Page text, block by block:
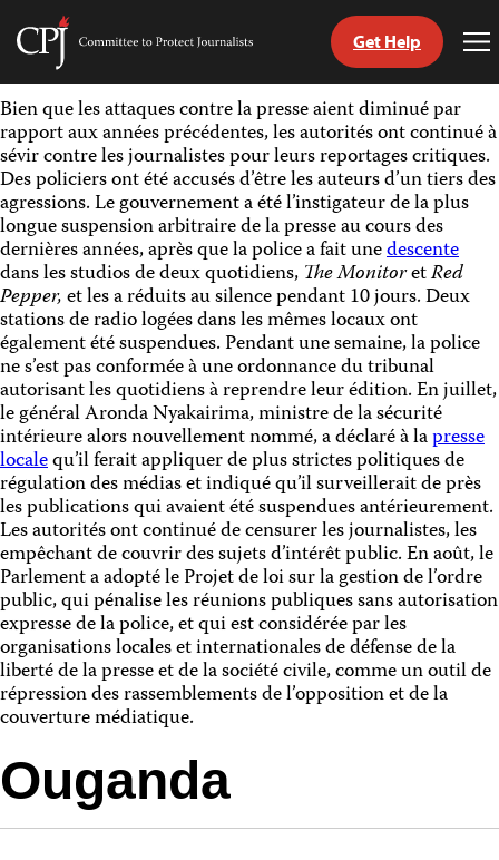
Skip
to
content
Committee
Journalists
Get Help
Bien que les attaques contre la presse aient diminué par
rapport aux années précédentes, les autorités ont continué à
sévir contre les journalistes pour leurs reportages critiques.
Des policiers ont été accusés d’être les auteurs d’un tiers des
agressions. Le gouvernement a été l’instigateur de la plus
longue suspension arbitraire de la presse au cours des
dernières années, après que la police a fait unedescente
dans les studios de deux quotidiens, The MonitoretRed
Pepper,et les a réduits au silence pendant 10 jours. Deux
stations de radio logées dans les mêmes locaux ont
également été suspendues. Pendant une semaine, la police
ne s’est pas conformée à une ordonnance du tribunal
autorisant les quotidiens à reprendre leur édition. En juillet,
le général Aronda Nyakairima, ministre de la sécurité
intérieure alors nouvellement nommé, a déclaré à lapresse
localequ’il ferait appliquer de plus strictes politiques de
régulation des médias et indiqué qu’il surveillerait de près
les publications qui avaient été suspendues antérieurement.
Les autorités ont continué de censurer les journalistes, les
empêchant de couvrir des sujets d’intérêt public. En août, le
Parlement a adopté le Projet de loi sur la gestion de l’ordre
public, qui pénalise les réunions publiques sans autorisation
expresse de la police, et qui est considérée par les
organisations locales et internationales de défense de la
liberté de la presse et de la société civile, comme un outil de
répression des rassemblements de l’opposition et de la
couverture médiatique.
Ouganda